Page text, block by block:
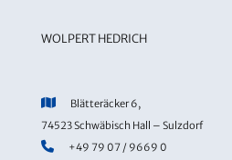
WOLPERT HEDRICH
Blätteräcker 6,
74523 Schwäbisch Hall – Sulzdorf
+49 79 07 / 9669 0